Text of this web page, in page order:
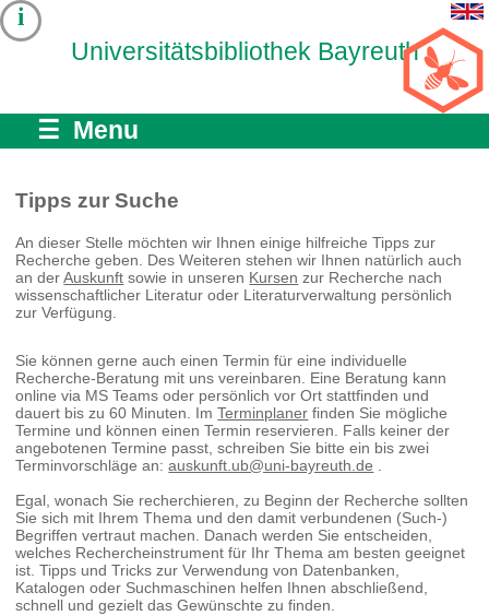
Universitätsbibliothek Bayreuth
i
☰ Menu
Tipps zur Suche
An dieser Stelle möchten wir Ihnen einige hilfreiche Tipps zur
Recherche geben. Des Weiteren stehen wir Ihnen natürlich auch
an derAuskunft sowie in unseren Kursen zur Recherche nach
wissenschaftlicher Literatur oder Literaturverwaltung persönlich
zur Verfügung.
Sie können gerne auch einen Termin für eine individuelle
Recherche-Beratung mit uns vereinbaren. Eine Beratung kann
online via MS Teams oder persönlich vor Ort stattfinden und
dauert bis zu 60 Minuten. ImTerminplaner finden Sie mögliche
Termine und können einen Termin reservieren. Falls keiner der
angebotenen Termine passt, schreiben Sie bitte ein bis zwei
Terminvorschläge an:auskunft.ub@uni-bayreuth.de .
Egal, wonach Sie recherchieren, zu Beginn der Recherche sollten
Sie sich mit Ihrem Thema und den damit verbundenen (Such-)
Begriffen vertraut machen. Danach werden Sie entscheiden,
welches Rechercheinstrument für Ihr Thema am besten geeignet
ist. Tipps und Tricks zur Verwendung von Datenbanken,
Katalogen oder Suchmaschinen helfen Ihnen abschließend,
schnell und gezielt das Gewünschte zu finden.